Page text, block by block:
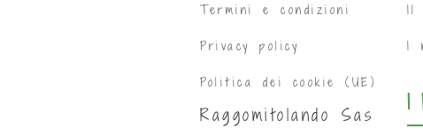
Termini e condizioni
Privacy policy
Politica dei cookie (UE)
Raggomitolando Sas
Il
I
I